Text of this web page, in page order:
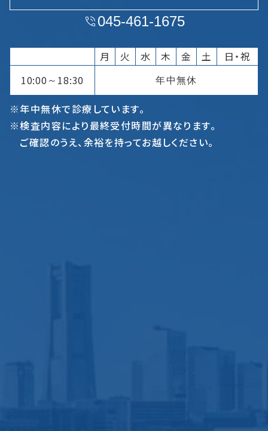
045-461-1675
月 火 水 木 金 土
日・祝
10:00 ～ 18:30 年中無休
※年中無休で診療しています。
※検査内容により最終受付時間が異なります。
ご確認のうえ、余裕を持ってお越しください。